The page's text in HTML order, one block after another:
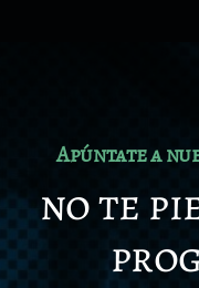
Apúntate a
no te